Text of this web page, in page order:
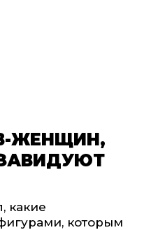
ЖЕНЩИН,
какие
которым